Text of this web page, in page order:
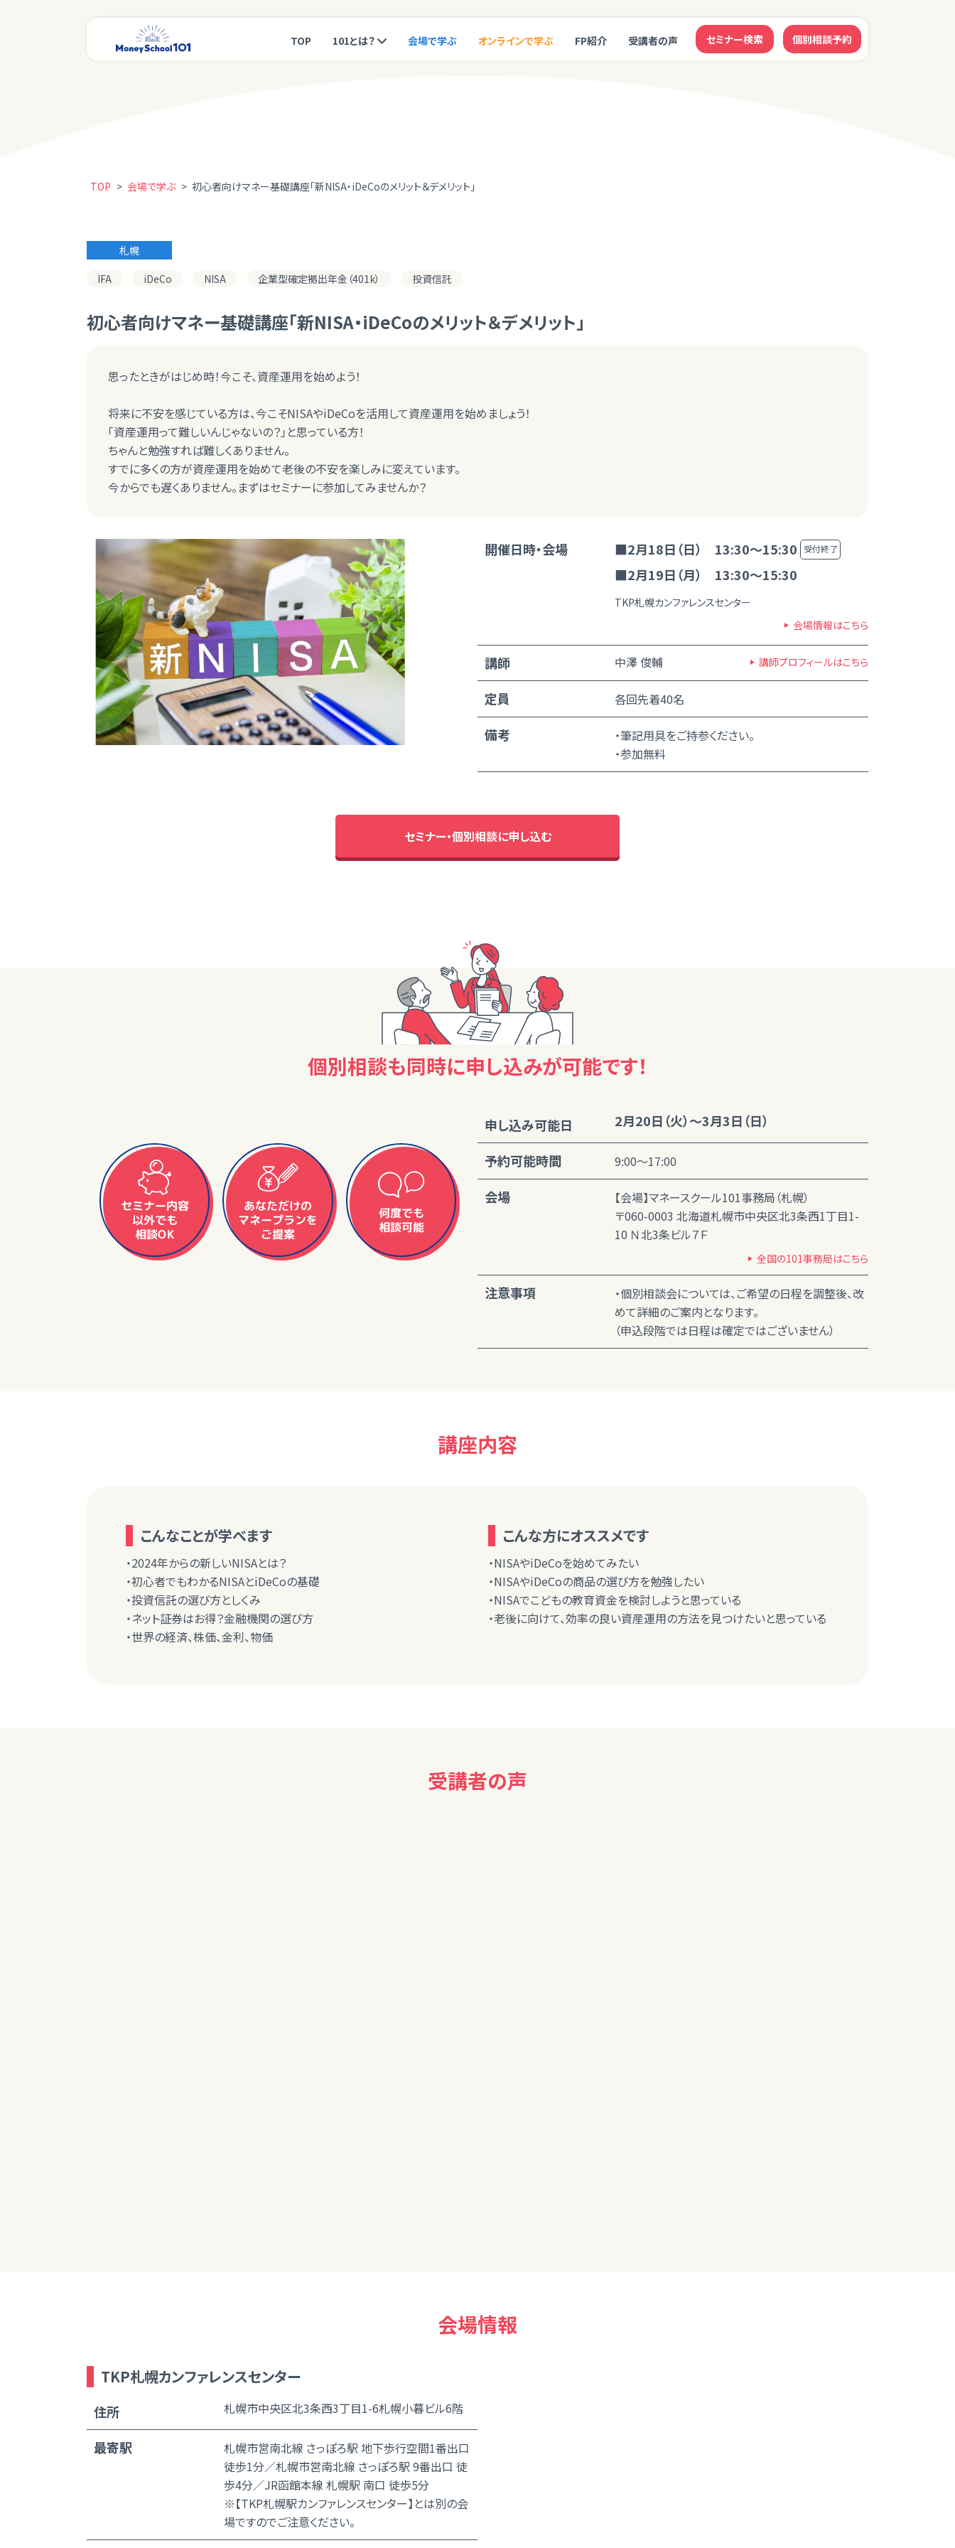
TOP 101とは？ 会場で学ぶ オンラインで学ぶ FP紹介 受講者の声 セミナー検索 個別相談予約
TOP > 会場で学ぶ > 初心者向けマネー基礎講座「新NISA・iDeCoのメリット＆デメリット」
札幌
IFA
iDeCo NISA 企業型確定拠出年金（401k） 投資信託
初心者向けマネー基礎講座「新NISA・iDeCoのメリット＆デメリット」
思ったときがはじめ時！今こそ、資産運用を始めよう！
将来に不安を感じている方は、今こそNISAやiDeCoを活用して資産運用を始めましょう！
「資産運用って難しいんじゃないの？」と思っている方！
ちゃんと勉強すれば難しくありません。
すでに多くの方が資産運用を始めて老後の不安を楽しみに変えています。
今からでも遅くありません。まずはセミナーに参加してみませんか？
開催日時・会場 ■2月18日（日） 13:30～15:30 受付終了
■2月19日（月） 13:30～15:30
TKP札幌カンファレンスセンター
会場情報はこちら
講師 中澤 俊輔 講師プロフィールはこちら
定員 各回先着40名
備考
・筆記用具をご持参ください。
・参加無料
セミナー・個別相談に申し込む
個別相談も同時に申し込みが可能です！
セミナー内容
以外でも
相談OK
あなただけの
マネープランを
ご提案
何度でも
相談可能
申し込み可能日 2月20日（火）～3月3日（日）
予約可能時間 9:00～17:00
会場
【会場】マネースクール101事務局（札幌）
〒060-0003 北海道札幌市中央区北3条西1丁目1-
10 Ｎ北3条ビル７Ｆ
全国の101事務局はこちら
注意事項
・個別相談会については、ご希望の日程を調整後、改
めて詳細のご案内となります。
（申込段階では日程は確定ではございません）
講座内容
こんなことが学べます
・2024年からの新しいNISAとは？
・初心者でもわかるNISAとiDeCoの基礎
・投資信託の選び方としくみ
・ネット証券はお得？金融機関の選び方
・世界の経済、株価、金利、物価
こんな方にオススメです
・NISAやiDeCoを始めてみたい
・NISAやiDeCoの商品の選び方を勉強したい
・NISAでこどもの教育資金を検討しようと思っている
・老後に向けて、効率の良い資産運用の方法を見つけたいと思っている
受講者の声
会場情報
TKP札幌カンファレンスセンター
住所 札幌市中央区北3条西3丁目1-6札幌小暮ビル6階
最寄駅
札幌市営南北線 さっぽろ駅 地下歩行空間1番出口
徒歩1分／札幌市営南北線 さっぽろ駅 9番出口 徒
歩4分／JR函館本線 札幌駅 南口 徒歩5分
※【TKP札幌駅カンファレンスセンター】とは別の会
場ですのでご注意ください。